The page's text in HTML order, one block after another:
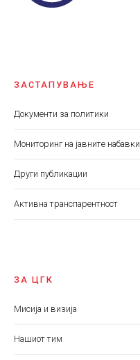
ЗАСТАПУВАЊЕ
Документи за политики
Мониторинг на јавните набавки
Други публикации
Aктивна транспарентност
ЗА ЦГК
Мисија и визија
Нашиот тим